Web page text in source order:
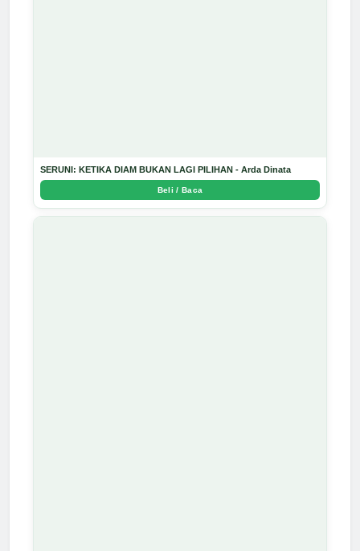
SERUNI: KETIKA DIAM BUKAN LAGI PILIHAN - Arda Dinata
Beli / Baca